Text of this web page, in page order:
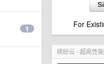
For
缤纷云 - 超高性
1